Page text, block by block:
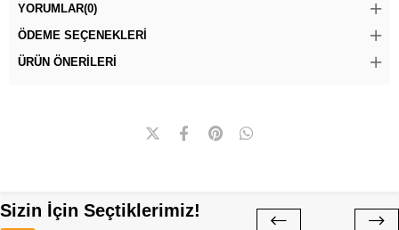
YORUMLAR(0)
ÖDEME SEÇENEKLERI
ÜRÜN ÖNERILERI
Sizin İçin Seçtiklerimiz!